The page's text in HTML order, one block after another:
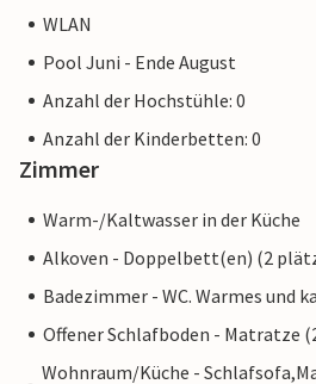
WLAN
Pool Juni - Ende August
Anzahl der Hochstühle: 0
Anzahl der Kinderbetten: 0
Zimmer
Warm-/Kaltwasser in der Küche
Alkoven - Doppelbett(en) (2
Badezimmer - WC. Warmes und
Offener Schlafboden - Matratze
Wohnraum/Küche -